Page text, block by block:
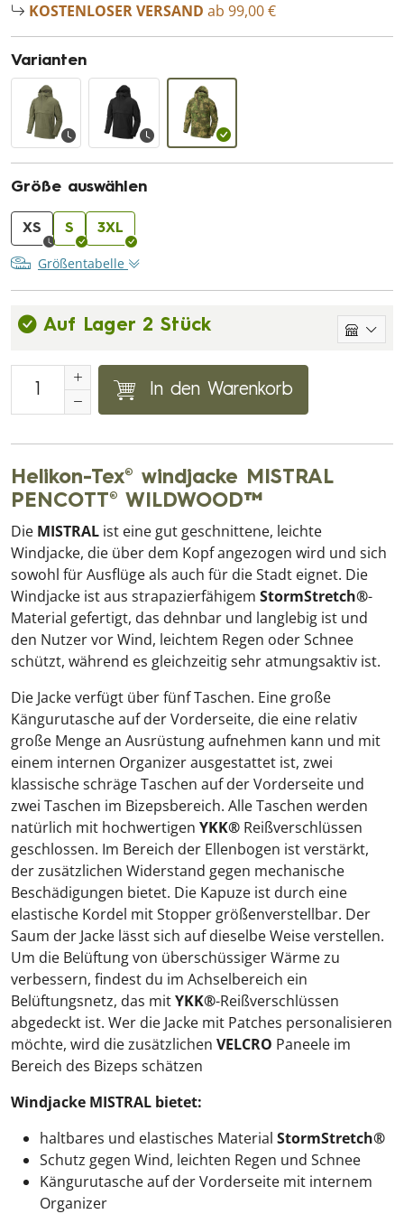
KOSTENLOSER VERSAND ab 99,00 €
Varianten
Größe auswählen
XS S 3XL
Größentabelle
Auf Lager 2 Stück
In den Warenkorb
Helikon-Tex® windjacke MISTRAL
PENCOTT® WILDWOOD™
Die MISTRAL ist eine gut geschnittene, leichte
Windjacke, die über dem Kopf angezogen wird und sich
sowohl für Ausflüge als auch für die Stadt eignet. Die
Windjacke ist aus strapazierfähigem StormStretch®-
Material gefertigt, das dehnbar und langlebig ist und
den Nutzer vor Wind, leichtem Regen oder Schnee
schützt, während es gleichzeitig sehr atmungsaktiv ist.
Die Jacke verfügt über fünf Taschen. Eine große
Kängurutasche auf der Vorderseite, die eine relativ
große Menge an Ausrüstung aufnehmen kann und mit
einem internen Organizer ausgestattet ist, zwei
klassische schräge Taschen auf der Vorderseite und
zwei Taschen im Bizepsbereich. Alle Taschen werden
natürlich mit hochwertigen YKK® Reißverschlüssen
geschlossen. Im Bereich der Ellenbogen ist verstärkt,
der zusätzlichen Widerstand gegen mechanische
Beschädigungen bietet. Die Kapuze ist durch eine
elastische Kordel mit Stopper größenverstellbar. Der
Saum der Jacke lässt sich auf dieselbe Weise verstellen.
Um die Belüftung von überschüssiger Wärme zu
verbessern, findest du im Achselbereich ein
Belüftungsnetz, das mitYKK®-Reißverschlüssen
abgedeckt ist. Wer die Jacke mit Patches personalisieren
möchte, wird die zusätzlichen VELCRO Paneele im
Bereich des Bizeps schätzen
Windjacke MISTRAL bietet:
haltbares und elastisches Material StormStretch®
Schutz gegen Wind, leichten Regen und Schnee
Kängurutasche auf der Vorderseite mit internem
Organizer